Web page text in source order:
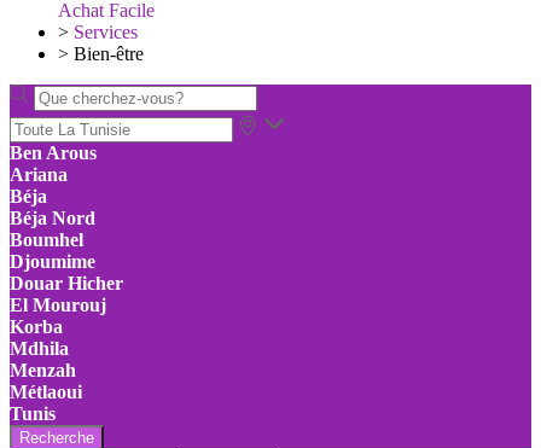
Achat Facile
> Services
> Bien-être
Ben Arous
Ariana
Béja
Béja Nord
Boumhel
Djoumime
Douar Hicher
El Mourouj
Korba
Mdhila
Menzah
Métlaoui
Tunis
Recherche